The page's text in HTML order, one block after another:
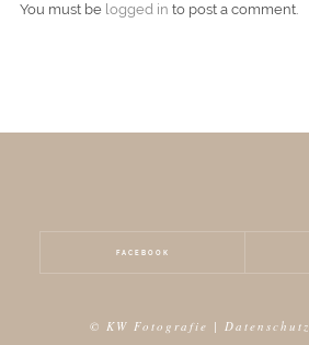
You must be logged in to post a comment.
FACEBOOK
© KW Fotografie |Datenschutz